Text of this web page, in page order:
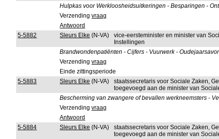
Hulpkas voor Werkloosheidsuitkeringen - Besparingen -
Verzendingvraag
Antwoord
5-5882
Sleurs Elke (N-VA)
vice-eersteminister en minister van
Instellingen
Brandwondenpatiënten - Cijfers - Vuurwerk -
Verzendingvraag
Einde zittingsperiode
5-5883
Sleurs Elke (N-VA)
staatssecretaris voor Sociale Zaken,
toegevoegd aan de minister van
Bescherming van zwangere of bevallen werkneemsters -
Verzendingvraag
Antwoord
5-5884
Sleurs Elke (N-VA)
staatssecretaris voor Sociale Zaken,
toegevoegd aan de minister van